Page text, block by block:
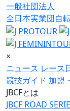
一般社団法人
全日本実業団自
×
ニュース レース
競技ガイド 加盟
JBCFとは
JBCF ROAD